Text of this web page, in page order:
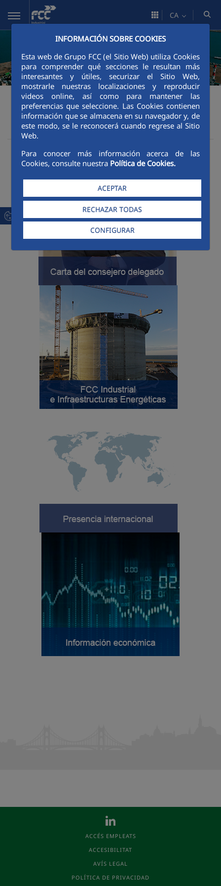
Salta al contingut principal
INFORMACIÓN SOBRE COOKIES
Esta web de Grupo FCC (el Sitio Web) utiliza Cookies
para comprender qué secciones le resultan más
interesantes y útiles, securizar el Sitio Web,
mostrarle nuestras localizaciones y reproducir
videos online, así como para mantener las
preferencias que seleccione. Las Cookies contienen
información que se almacena en su navegador y, de
este modo, se le reconocerá cuando regrese al Sitio
Web.
Para conocer más información acerca de las
Cookies, consulte nuestra Política de Cookies.
ACEPTAR
RECHAZAR TODAS
CONFIGURAR
CA
FCC Industrial Àrea corporativa Presentació Presentació
Presentació
ACCÉS EMPLEATS
ACCESIBILITAT
AVÍS LEGAL
POLÍTICA DE PRIVACIDAD